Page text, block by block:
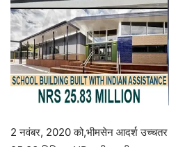
2 नवंबर, 2020 को,भीमसेन आदर्श उच्चतर